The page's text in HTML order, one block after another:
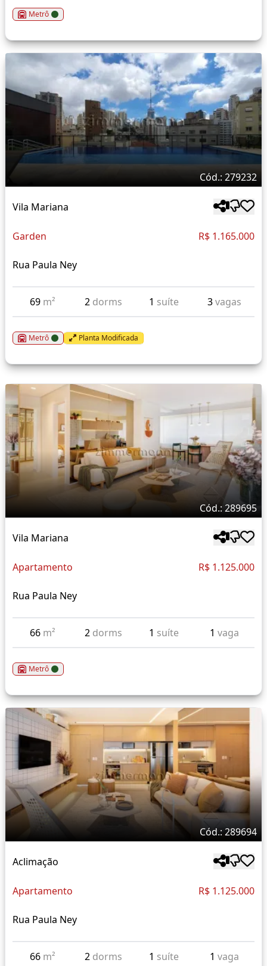
Metrô
Cód.: 279232
Vila Mariana
Garden R$ 1.165.000
Rua Paula Ney
69 m² 2 dorms 1 suíte 3vagas
Metrô Planta Modificada
Cód.: 289695
Vila Mariana
Apartamento R$ 1.125.000
Rua Paula Ney
66 m² 2 dorms 1 suíte 1 vaga
Metrô
Cód.: 289694
Aclimação
Apartamento R$ 1.125.000
Rua Paula Ney
66 m² 2 dorms 1 suíte 1 vaga